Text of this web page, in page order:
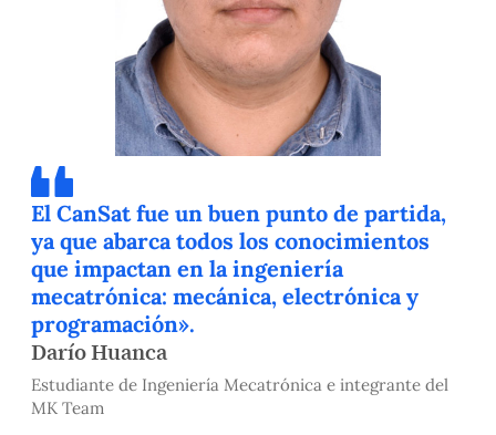
El CanSat fue un buen punto de partida,
ya que abarca todos los conocimientos
que impactan en la ingeniería
mecatrónica: mecánica, electrónica y
programación».
Darío Huanca
Estudiante de Ingeniería Mecatrónica e integrante del
MK Team